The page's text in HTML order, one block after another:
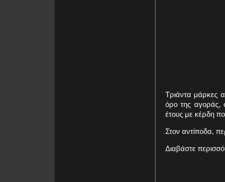
Τριάντα μάρκες
όρο της αγοράς,
έτους με κέρδη
Στον αντίποδα,
Διαβάστε